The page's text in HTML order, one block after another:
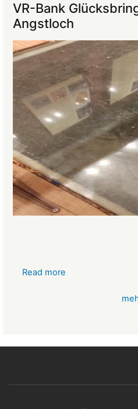
Mittelalter
begeistert
die
Teilnehmer:innen
VR-Bank
Angstloch
Read more